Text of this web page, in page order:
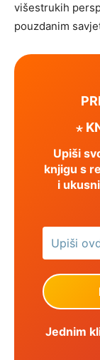
višestrukih
pouzdanim
⋆
Upiši
knjigu s
i
Jednim